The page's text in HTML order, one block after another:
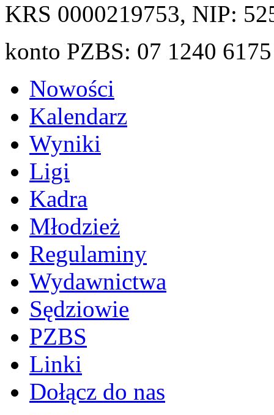
KRS 0000219753, NIP:
konto PZBS: 07 1240
Nowości
Kalendarz
Wyniki
Ligi
Kadra
Młodzież
Regulaminy
Wydawnictwa
Sędziowie
PZBS
Linki
Dołącz do nas